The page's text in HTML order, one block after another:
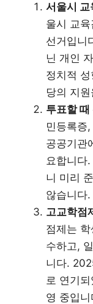
서울시 교
울시 교
선거입니
닌 개인
정치적
당의 지
투표할
민등록증
공공기관
요합니다
니 미리
않습니다.
고교학점
점제는
수하고,
니다.
로 연기
영 중입